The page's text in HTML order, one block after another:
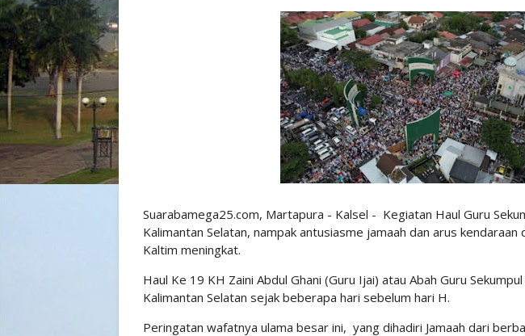
Suarabamega25.com, Martapura - Kalsel - Kegiatan Haul Guru
Kalimantan Selatan, nampak antusiasme jamaah dan arus kendaraan
Kaltim meningkat.
Haul Ke 19 KH Zaini Abdul Ghani (Guru Ijai) atau Abah Guru
Kalimantan Selatan sejak beberapa hari sebelum hari H.
Peringatan wafatnya ulama besar ini, yang dihadiri Jamaah dari